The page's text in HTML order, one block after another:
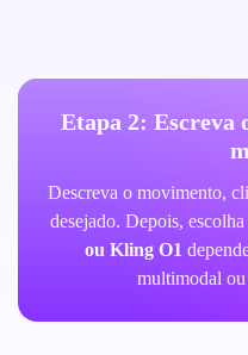
Etapa 2: Escreva
Descreva o movimento,
desejado. Depois, escolha
ou Kling O1
multimodal